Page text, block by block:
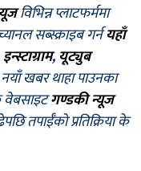
विभिन्न प्लाटफर्ममा
सब्स्क्राइब गर्नयहाँ
इन्स्टाग्राम, यूट्युब
नयाँ खबर थाहा पाउनका
वेबसाइटगण्डकी न्यूज
तपाईँको प्रतिक्रिया के